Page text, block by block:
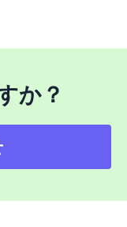
か？